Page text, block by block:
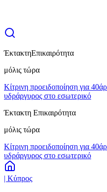
ΈκτακτηΕπικαιρότητα
μόλις τώρα
Κίτρινη προειδοποίηση για
υδράργυρος στο εσωτερικό
Έκτακτη Επικαιρότητα
μόλις τώρα
Κίτρινη προειδοποίηση για
υδράργυρος στο εσωτερικό
| Κύπρος